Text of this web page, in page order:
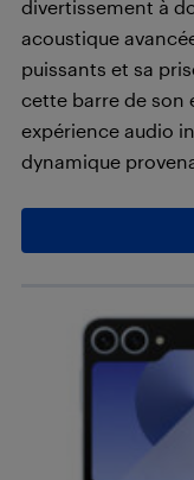
divertissement à
acoustique
puissants et sa
cette barre de son
expérience audio
dynamique